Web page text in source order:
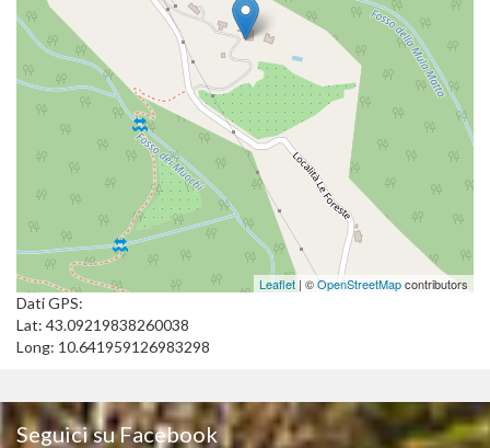
Leaflet | ©OpenStreetMapcontributors
Dati GPS:
Lat: 43.09219838260038
Long: 10.641959126983298
Seguici su Facebook